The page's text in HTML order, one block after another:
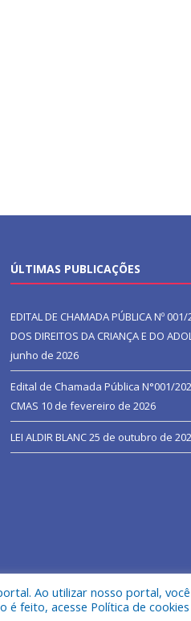
ÚLTIMAS PUBLICAÇÕES
EDITAL DE CHAMADA PÚBLICA Nº
DOS DIREITOS DA CRIANÇA E DO
junho de 2026
Edital de Chamada Pública N°001/
CMAS 10 de fevereiro de 2026
LEI ALDIR BLANC25 de outubro de
do Araguaia.
Ao utilizar nosso portal,
feito, acesse Política de